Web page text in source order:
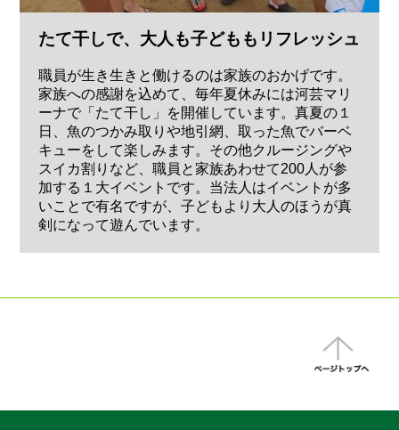
たて干しで、大人も子どももリフレッシュ
職員が生き生きと働けるのは家族のおかげです。
家族への感謝を込めて、毎年夏休みには河芸マリ
ーナで「たて干し」を開催しています。真夏の１
日、魚のつかみ取りや地引網、取った魚でバーベ
キューをして楽しみます。その他クルージングや
スイカ割りなど、職員と家族あわせて200人が参
加する１大イベントです。当法人はイベントが多
いことで有名ですが、子どもより大人のほうが真
剣になって遊んでいます。